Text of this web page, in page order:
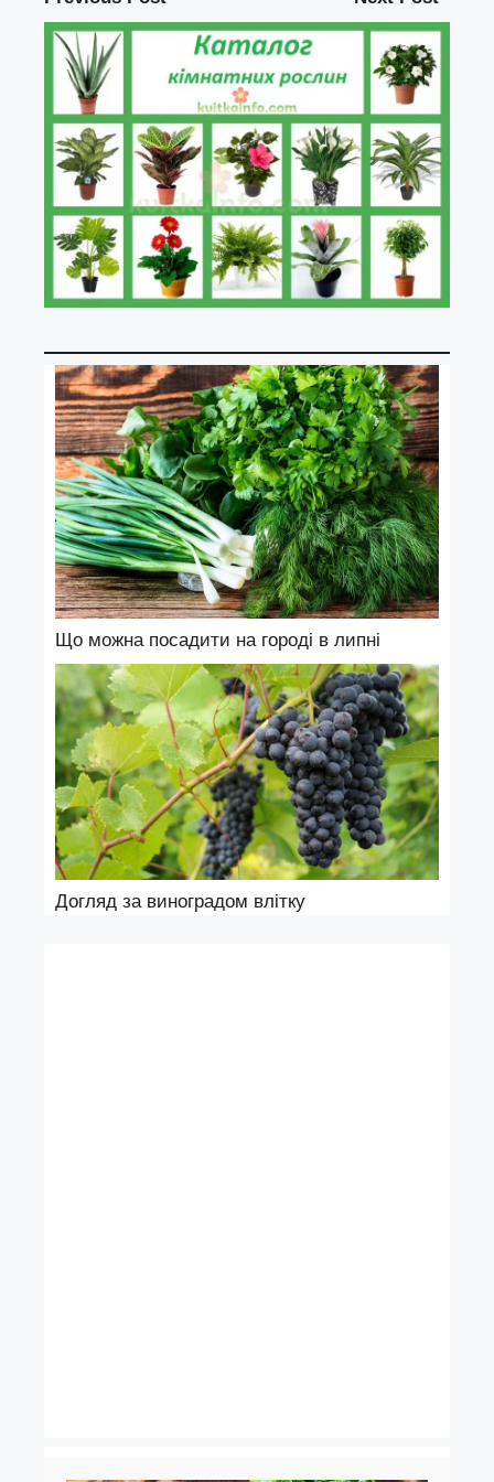
Що можна посадити на городі в липні
Догляд за виноградом влітку